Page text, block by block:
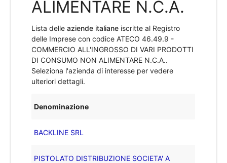
ALIMENTARE N.C.A.
Lista delleaziende italiane iscritte al Registro
delle Imprese con codice ATECO46.49.9 -
COMMERCIO ALL'INGROSSO DI VARI PRODOTTI
DI CONSUMO NON ALIMENTARE N.C.A..
Seleziona l'azienda di interesse per vedere
ulteriori dettagli.
Denominazione
BACKLINE SRL
PISTOLATO DISTRIBUZIONE SOCIETA' A